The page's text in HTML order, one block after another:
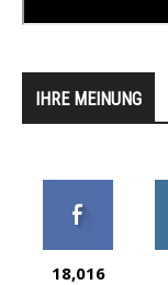
IHRE MEINUNG
18,016